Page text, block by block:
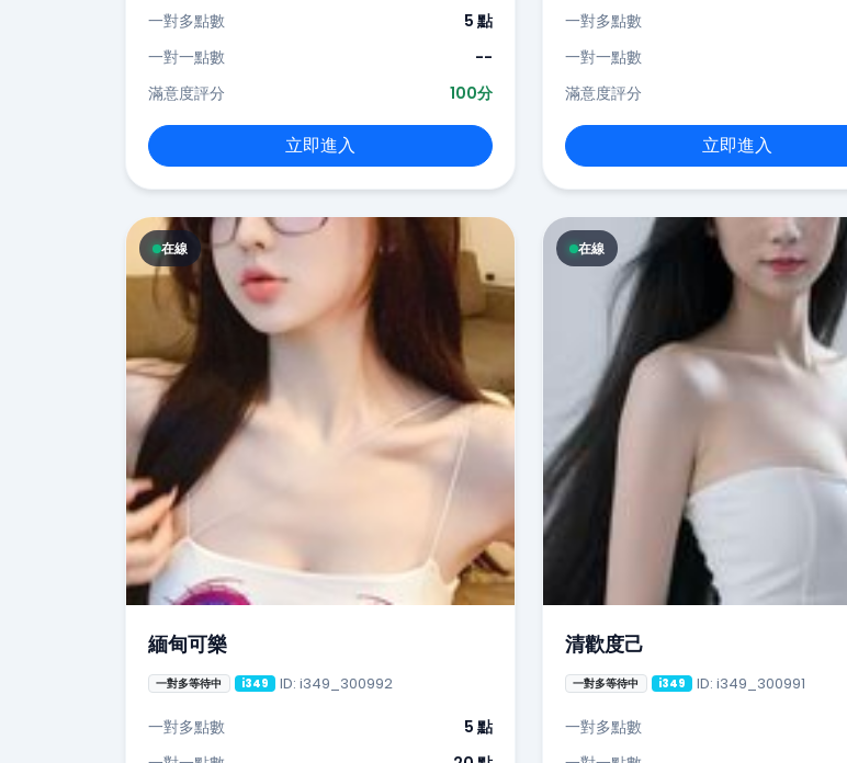
一對多點數
5 點
一對一點數
--
滿意度評分
100分
立即進入
一對多點數
一對一點數
滿意度評分
立即進入
在線
緬甸可樂
一對多等待中 i349 ID: i349_300992
一對多點數
5 點
在線
清歡度己
一對多等待中 i349 ID: i349_300991
一對多點數